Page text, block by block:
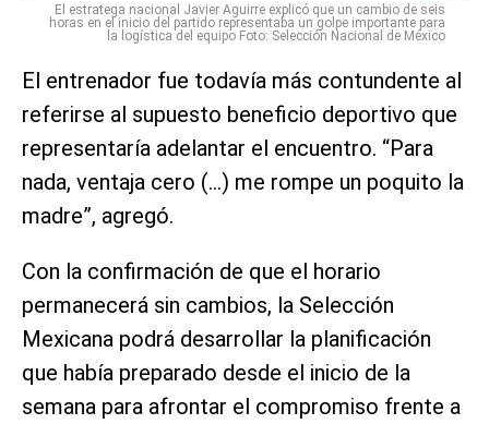
El estratega nacional Javier Aguirre explicó que un cambio de seis
horas en el inicio del partido representaba un golpe importante para
la logística del equipo Foto: Selección Nacional de México
El entrenador fue todavía más contundente al
referirse al supuesto beneficio deportivo que
representaría adelantar el encuentro. “Para
nada, ventaja cero (…) me rompe un poquito la
madre”, agregó.
Con la confirmación de que el horario
permanecerá sin cambios, la Selección
Mexicana podrá desarrollar la planificación
que había preparado desde el inicio de la
semana para afrontar el compromiso frente a